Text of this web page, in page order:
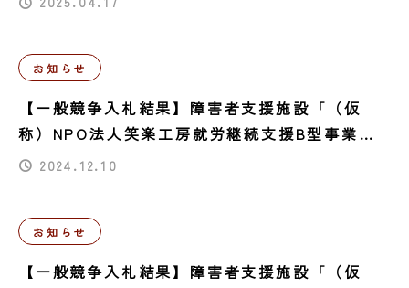
お知らせ
【一般競争入札結果】障害者支援施設「（仮
称）NPO法人笑楽工房就労継続支援B型事業所
新築工事における開設備品一式①【厨房機器一
2024.12.10
お知らせ
【一般競争入札結果】障害者支援施設「（仮